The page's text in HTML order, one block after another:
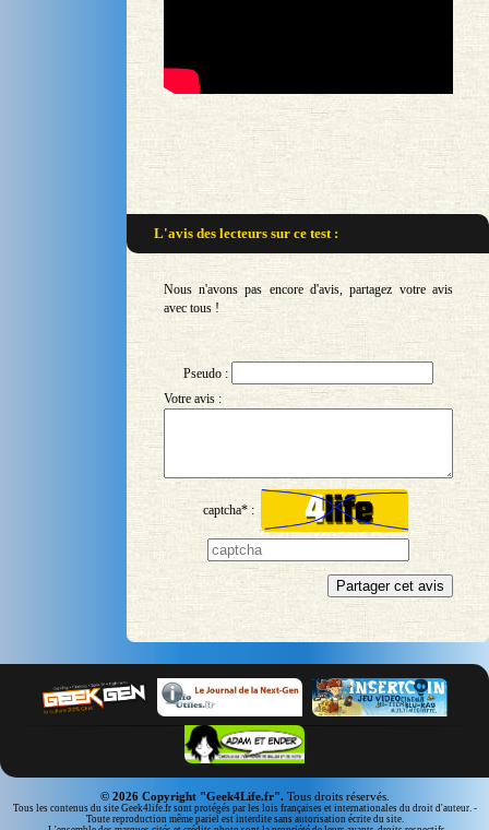
L'avis des lecteurs surce test :
Nous n'avons pas encore d'avis, partagez votre avis
avec tous !
Pseudo :
Votre avis :
captcha* :
© 2026 Copyright "Geek4Life.fr".Tous droits réservés.
Tous les contenus du site Geek4life.fr sont protégés par les lois françaises et internationales du droit d'auteur. -
Toute reproduction même pariel est interdite sans autorisation écrite du site.